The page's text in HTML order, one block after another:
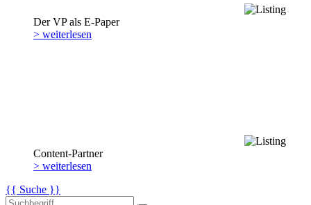
Der VP als E-Paper
> weiterlesen
Content-Partner
> weiterlesen
{{ Suche }}